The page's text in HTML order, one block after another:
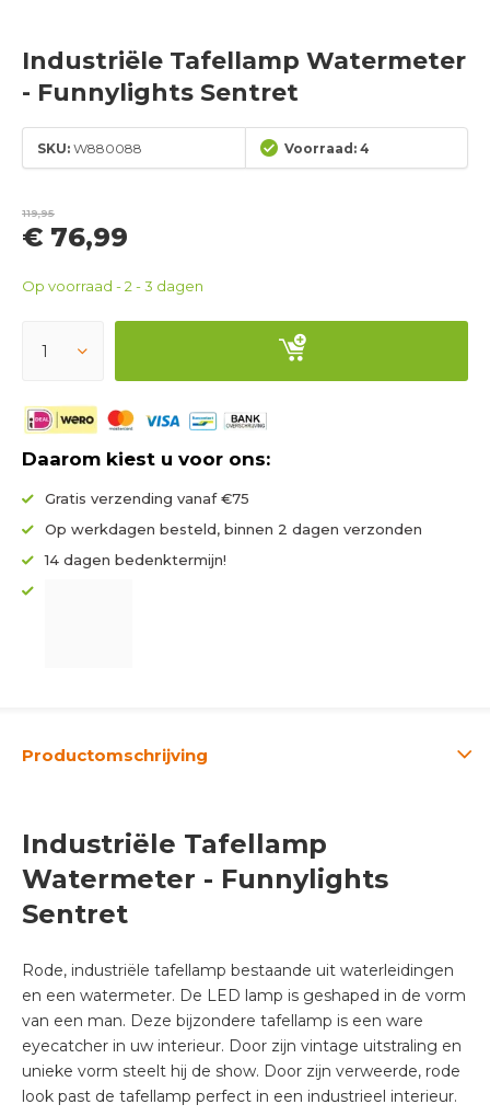
Industriële Tafellamp Watermeter
- Funnylights Sentret
SKU: W880088 Voorraad: 4
119,95
€ 76,99
Op voorraad - 2 - 3 dagen
Daarom kiest u voor ons:
Gratis verzending vanaf €75
Op werkdagen besteld, binnen 2 dagen verzonden
14 dagen bedenktermijn!
Productomschrijving
Industriële Tafellamp
Watermeter - Funnylights
Sentret
Rode, industriële tafellamp bestaande uit waterleidingen
en een watermeter. De LED lamp is geshaped in de vorm
van een man. Deze bijzondere tafellamp is een ware
eyecatcher in uw interieur. Door zijn vintage uitstraling en
unieke vorm steelt hij de show. Door zijn verweerde, rode
look past de tafellamp perfect in een industrieel interieur.